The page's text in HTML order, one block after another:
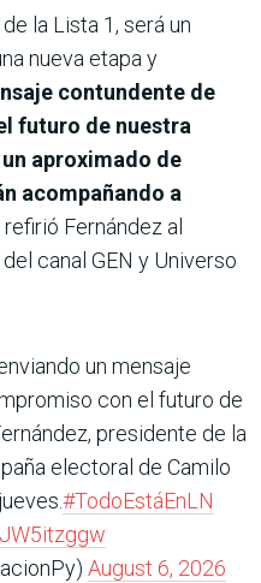
la Lista 1, será un
nueva etapa y
contundente de
futuro de nuestra
un aproximado de
acompañando a
refirió Fernández al
canal GEN y Universo
un mensaje
con el futuro de
presidente de la
electoral de Camilo
#TodoEstáEnLN
August 6, 2026